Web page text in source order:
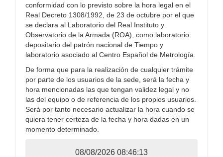
conformidad con lo previsto sobre la hora legal en el
Real Decreto 1308/1992, de 23 de octubre por el que
se declara al Laboratorio del Real Instituto y
Observatorio de la Armada (ROA), como laboratorio
depositario del patrón nacional de Tiempo y
laboratorio asociado al Centro Español de Metrología.
De forma que para la realización de cualquier trámite
por parte de los usuarios de la sede, será la fecha y
hora mencionadas las que tengan validez legal y no
las del equipo o de referencia de los propios usuarios.
Será por tanto necesario actualizar la hora cuando se
quiera tener certeza de la fecha y hora dadas en un
momento determinado.
08/08/2026 08:46:13